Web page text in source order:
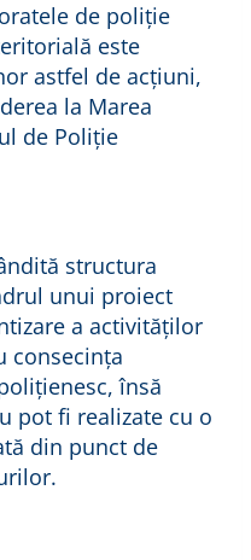
de poliție
este
astfel de acțiuni,
la Marea
de Poliție
structura
unui proiect
a activităților
consecința
însă
pot fi realizate cu o
din punct de